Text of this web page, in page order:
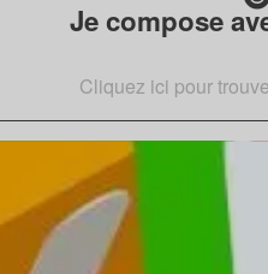
Je compose
Cliquez ici pour